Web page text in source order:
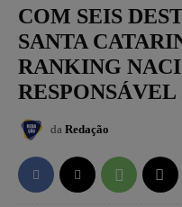
COM SEIS
SANTA
RANKING
RESPONSÁVEL
da Redação